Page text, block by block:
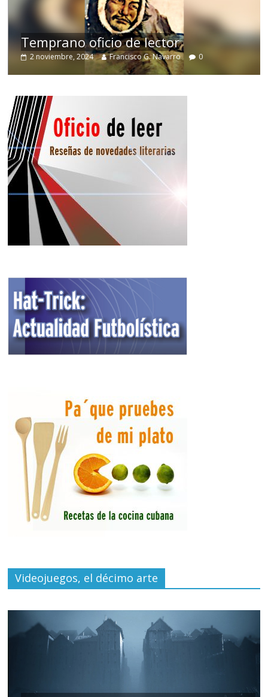
Temprano oficio de lector
2 noviembre, 2024 Francisco G. Navarro 0
Videojuegos, el décimo arte